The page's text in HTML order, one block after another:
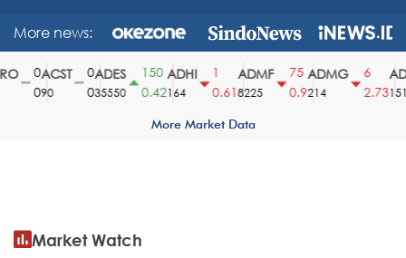
More news:
ACST
90
ADES
35550
150
0.42
ADHI
164
0.61
ADMF
8225
75
0.9
ADMG
214
2.731510
More Market Data
Market Watch